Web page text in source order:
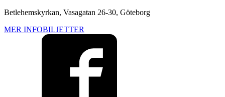
Betlehemskyrkan, Vasagatan 26-30, Göteborg
MER INFOBILJETTER